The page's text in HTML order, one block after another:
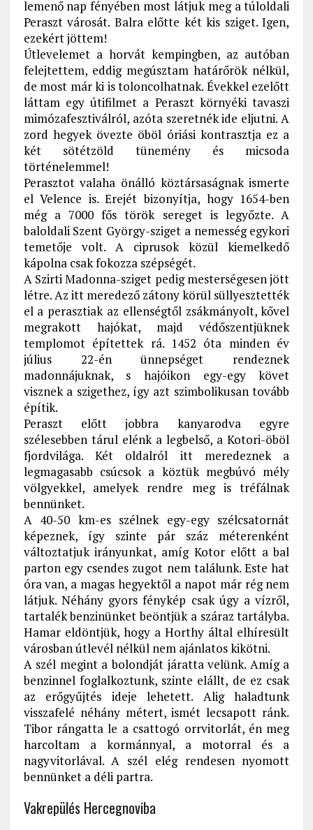
lemenő nap fényében most látjuk meg a túloldali
Peraszt városát. Balra előtte két kis sziget. Igen,
ezekért jöttem!
Útlevelemet a horvát kempingben, az autóban
felejtettem, eddig megúsztam határőrök nélkül,
de most már ki is toloncolhatnak. Évekkel ezelőtt
láttam egy útifilmet a Peraszt környéki tavaszi
mimózafesztiválról, azóta szeretnék ide eljutni. A
zord hegyek övezte öböl óriási kontrasztja ez a
két sötétzöld tünemény és micsoda
történelemmel!
Perasztot valaha önálló köztársaságnak ismerte
el Velence is. Erejét bizonyítja, hogy 1654-ben
még a 7000 fős török sereget is legyőzte. A
baloldali Szent György-sziget a nemesség egykori
temetője volt. A ciprusok közül kiemelkedő
kápolna csak fokozza szépségét.
A Szirti Madonna-sziget pedig mesterségesen jött
létre. Az itt meredező zátony körül süllyesztették
el a perasztiak az ellenségtől zsákmányolt, kővel
megrakott hajókat, majd védőszentjüknek
templomot építettek rá. 1452 óta minden év
július 22-én ünnepséget rendeznek
madonnájuknak, s hajóikon egy-egy követ
visznek a szigethez, így azt szimbolikusan tovább
építik.
Peraszt előtt jobbra kanyarodva egyre
szélesebben tárul elénk a legbelső, a Kotori-öböl
fjordvilága. Két oldalról itt meredeznek a
legmagasabb csúcsok a köztük megbúvó mély
völgyekkel, amelyek rendre meg is tréfálnak
bennünket.
A 40-50 km-es szélnek egy-egy szélcsatornát
képeznek, így szinte pár száz méterenként
változtatjuk irányunkat, amíg Kotor előtt a bal
parton egy csendes zugot nem találunk. Este hat
óra van, a magas hegyektől a napot már rég nem
látjuk. Néhány gyors fénykép csak úgy a vízről,
tartalék benzinünket beöntjük a száraz tartályba.
Hamar eldöntjük, hogy a Horthy által elhíresült
városban útlevél nélkül nem ajánlatos kikötni.
A szél megint a bolondját járatta velünk. Amíg a
benzinnel foglalkoztunk, szinte elállt, de ez csak
az erőgyűjtés ideje lehetett. Alig haladtunk
visszafelé néhány métert, ismét lecsapott ránk.
Tibor rángatta le a csattogó orrvitorlát, én meg
harcoltam a kormánnyal, a motorral és a
nagyvitorlával. A szél elég rendesen nyomott
bennünket a déli partra.
Vakrepülés Hercegnoviba